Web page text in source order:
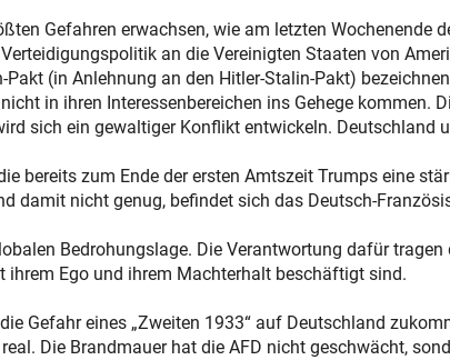
Gefahren erwachsen, wie am letzten Wochenende
an die Vereinigten Staaten von
Pakt (in Anlehnung an den Hitler-Stalin-Pakt)
in ihren Interessenbereichen ins Gehege kommen.
sich ein gewaltiger Konflikt entwickeln. Deutschland
bereits zum Ende der ersten Amtszeit Trumps eine
damit nicht genug, befindet sich das Deutsch-
Bedrohungslage. Die Verantwortung dafür
ihrem Ego und ihrem Machterhalt beschäftigt sind.
Gefahr eines „Zweiten 1933“ auf Deutschland
Die Brandmauer hat die AFD nicht geschwächt,